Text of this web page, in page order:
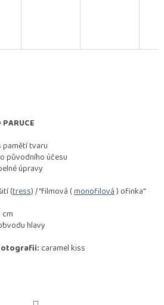
pamětí tvaru
původního účesu
úpravy
(tress) / "filmová (monofilová) ofinka"
hlavy
caramel kiss